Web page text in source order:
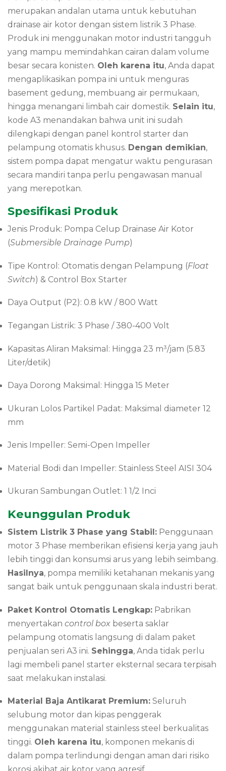
merupakan andalan utama untuk kebutuhan
drainase air kotor dengan sistem listrik 3 Phase.
Produk ini menggunakan motor industri tangguh
yang mampu memindahkan cairan dalam volume
besar secara konisten. Oleh karena itu, Anda dapat
mengaplikasikan pompa ini untuk menguras
basement gedung, membuang air permukaan,
hingga menangani limbah cair domestik. Selain itu,
kode A3 menandakan bahwa unit ini sudah
dilengkapi dengan panel kontrol starter dan
pelampung otomatis khusus. Dengan demikian,
sistem pompa dapat mengatur waktu pengurasan
secara mandiri tanpa perlu pengawasan manual
yang merepotkan.
Spesifikasi Produk
Jenis Produk: Pompa Celup Drainase Air Kotor
(Submersible Drainage Pump)
Tipe Kontrol: Otomatis dengan Pelampung (Float
Switch) & Control Box Starter
Daya Output (P2): 0.8 kW / 800 Watt
Tegangan Listrik: 3 Phase / 380-400 Volt
Kapasitas Aliran Maksimal: Hingga 23 m³/jam (5.83
Liter/detik)
Daya Dorong Maksimal: Hingga 15 Meter
Ukuran Lolos Partikel Padat: Maksimal diameter 12
mm
Jenis Impeller: Semi-Open Impeller
Material Bodi dan Impeller: Stainless Steel AISI 304
Ukuran Sambungan Outlet: 1 1/2 Inci
Keunggulan Produk
Sistem Listrik 3 Phase yang Stabil: Penggunaan
motor 3 Phase memberikan efisiensi kerja yang jauh
lebih tinggi dan konsumsi arus yang lebih seimbang.
Hasilnya, pompa memiliki ketahanan mekanis yang
sangat baik untuk penggunaan skala industri berat.
Paket Kontrol Otomatis Lengkap: Pabrikan
menyertakan control box beserta saklar
pelampung otomatis langsung di dalam paket
penjualan seri A3 ini. Sehingga, Anda tidak perlu
lagi membeli panel starter eksternal secara terpisah
saat melakukan instalasi.
Material Baja Antikarat Premium: Seluruh
selubung motor dan kipas penggerak
menggunakan material stainless steel berkualitas
tinggi. Oleh karena itu, komponen mekanis di
dalam pompa terlindungi dengan aman dari risiko